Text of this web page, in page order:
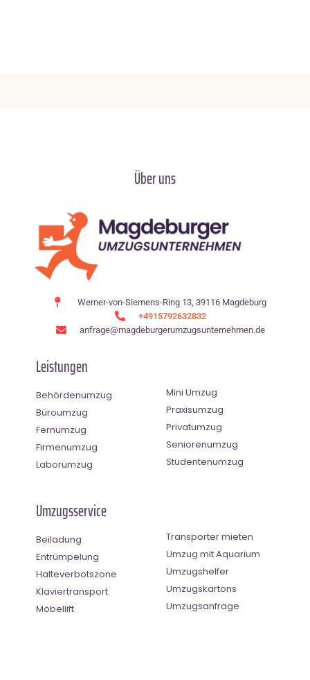
Über uns
Werner-von-Siemens-Ring 13, 39116 Magdeburg
+4915792632832
anfrage@magdeburgerumzugsunternehmen.de
Leistungen
Behördenumzug
Büroumzug
Fernumzug
Firmenumzug
Laborumzug
Mini Umzug
Praxisumzug
Privatumzug
Seniorenumzug
Studentenumzug
Umzugsservice
Beiladung
Entrümpelung
Halteverbotszone
Klaviertransport
Möbellift
Transporter mieten
Umzug mit Aquarium
Umzugshelfer
Umzugskartons
Umzugsanfrage